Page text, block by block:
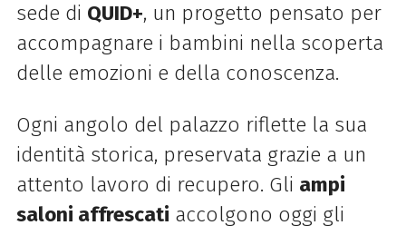
sede di QUID+, un progetto pensato per
accompagnare i bambini nella scoperta
delle emozioni e della conoscenza.
Ogni angolo del palazzo riflette la sua
identità storica, preservata grazie a un
attento lavoro di recupero. Gli ampi
saloni affrescati accolgono oggi gli